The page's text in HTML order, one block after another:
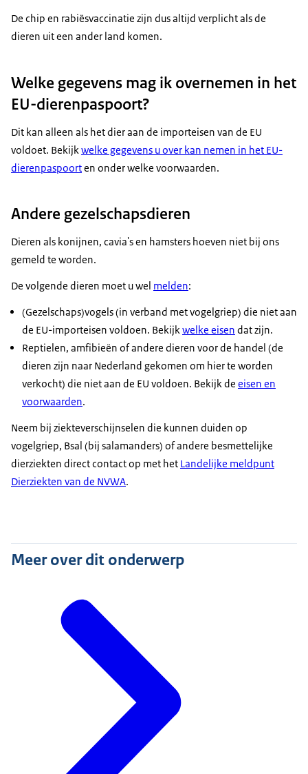
De chip en rabiësvaccinatie zijn dus altijd verplicht als de
dieren uit een ander land komen.
Welke gegevens mag ik overnemen in het
EU-dierenpaspoort?
Dit kan alleen als het dier aan de importeisen van de EU
voldoet. Bekijk welke gegevens u over kan nemen in het EU-
dierenpaspoorten onder welke voorwaarden.
Andere gezelschapsdieren
Dieren als konijnen, cavia's en hamsters hoeven niet bij ons
gemeld te worden.
De volgende dieren moet u wel melden:
(Gezelschaps)vogels (in verband met vogelgriep) die niet aan
de EU-importeisen voldoen. Bekijkwelke eisen dat zijn.
Reptielen, amfibieën of andere dieren voor de handel (de
dieren zijn naar Nederland gekomen om hier te worden
verkocht) die niet aan de EU voldoen. Bekijk de eisen en
voorwaarden.
Neem bij ziekteverschijnselen die kunnen duiden op
vogelgriep, Bsal (bij salamanders) of andere besmettelijke
dierziekten direct contact op met het Landelijke meldpunt
Dierziekten van de NVWA.
Meer over dit onderwerp